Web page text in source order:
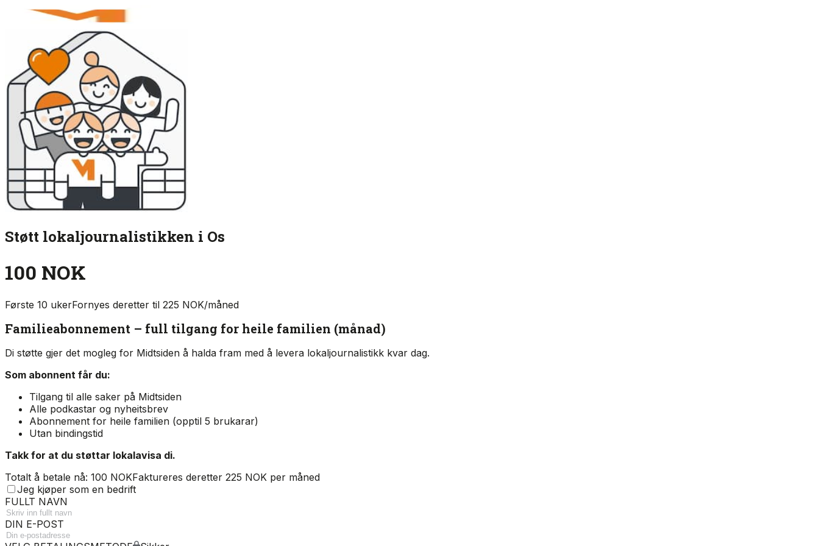
Støtt lokaljournalistikken i Os
100 NOK
Første 10 ukerFornyes deretter til 225 NOK/måned
Familieabonnement – full tilgang for heile familien (månad)
Di støtte gjer det mogleg for Midtsiden å halda fram med å levera lokaljournalistikk kvar dag.
Som abonnent får du:
Tilgang til alle saker på Midtsiden
Alle podkastar og nyheitsbrev
Abonnement for heile familien (opptil 5 brukarar)
Utan bindingstid
Takk for at du støttar lokalavisa di.
Totalt å betale nå: 100 NOKFaktureres deretter 225 NOK per måned
Jeg kjøper som en bedrift
FULLT NAVN
DIN E-POST